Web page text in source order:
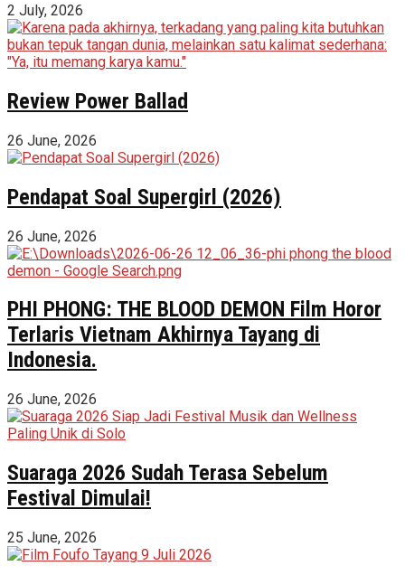
2 July, 2026
Review Power Ballad
26 June, 2026
Pendapat Soal Supergirl (2026)
26 June, 2026
PHI PHONG: THE BLOOD DEMON Film Horor
Terlaris Vietnam Akhirnya Tayang di
Indonesia.
26 June, 2026
Suaraga 2026 Sudah Terasa Sebelum
Festival Dimulai!
25 June, 2026